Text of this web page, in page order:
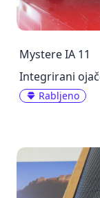
Mystere IA 11
Integrirani
Rabljeno